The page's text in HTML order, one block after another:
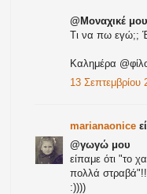
@Μοναχικέ
Τι να πω εγώ;;
Καλημέρα
13 Σεπτεμβρίου
marianaonice
@γωγώ μου
είπαμε ότι "το
πολλά
:))))